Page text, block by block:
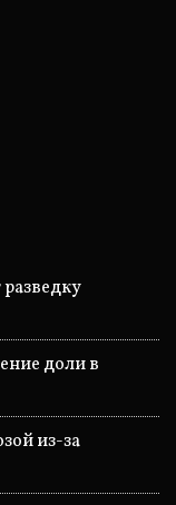
доли в
из-за